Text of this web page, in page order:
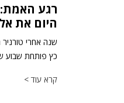
היום את
שנה אחרי
כץ פותחת שבוע
קרא עוד >